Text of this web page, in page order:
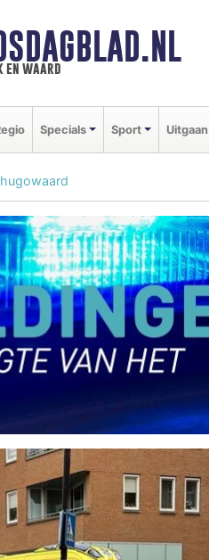
en waard
Specials Sport Uitgaan